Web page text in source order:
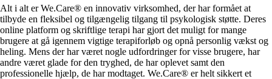
Alt i alt er We.Care® en innovativ virksomhed, der har formået at
tilbyde en fleksibel og tilgængelig tilgang til psykologisk støtte. Deres
online platform og skriftlige terapi har gjort det muligt for mange
brugere at gå igennem vigtige terapiforløb og opnå personlig vækst og
heling. Mens der har været nogle udfordringer for visse brugere, har
andre været glade for den tryghed, de har oplevet samt den
professionelle hjælp, de har modtaget. We.Care® er helt sikkert et